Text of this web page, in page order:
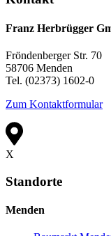
Franz Herbrügger
Fröndenberger Str. 70
58706 Menden
Tel. (02373) 1602-0
Zum Kontaktformular
X
Standorte
Menden